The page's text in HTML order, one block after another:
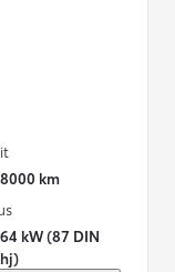
8000 km
64 kW (87 DIN
hj)